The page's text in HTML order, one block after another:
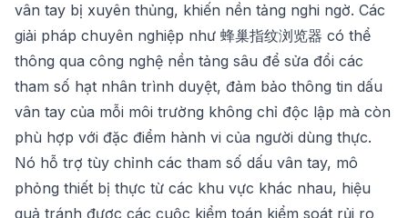
vân tay bị xuyên thủng, khiến nền tảng nghi ngờ. Các
giải pháp chuyên nghiệp như 蜂巢指纹浏览器 có thể
thông qua công nghệ nền tảng sâu để sửa đổi các
tham số hạt nhân trình duyệt, đảm bảo thông tin dấu
vân tay của mỗi môi trường không chỉ độc lập mà còn
phù hợp với đặc điểm hành vi của người dùng thực.
Nó hỗ trợ tùy chỉnh các tham số dấu vân tay, mô
phỏng thiết bị thực từ các khu vực khác nhau, hiệu
quả tránh được các cuộc kiểm toán kiểm soát rủi ro